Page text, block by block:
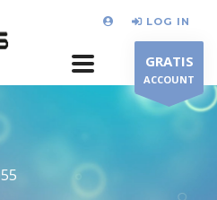
LOG IN
GRATIS
ACCOUNT